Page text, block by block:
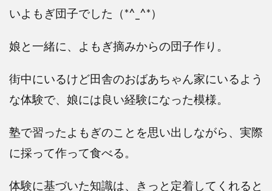
いよもぎ団子でした（*^_^*）
娘と一緒に、よもぎ摘みからの団子作り。
街中にいるけど田舎のおばあちゃん家にいるよう
な体験で、娘には良い経験になった模様。
塾で習ったよもぎのことを思い出しながら、実際
に採って作って食べる。
体験に基づいた知識は、きっと定着してくれると